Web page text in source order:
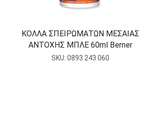
ΚΟΛΛΑ ΣΠΕΙΡΩΜΑΤΩΝ ΜΕΣΑΙΑΣ
ΑΝΤΟΧΗΣ ΜΠΛΕ 60ml Berner
SKU:0893 243 060